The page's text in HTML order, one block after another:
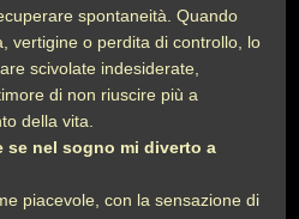
spontaneità. Quando
vertigine o perdita di controllo, lo
scivolate indesiderate,
di non riuscire più a
della vita.
se nel sogno mi diverto a
piacevole, con la sensazione di